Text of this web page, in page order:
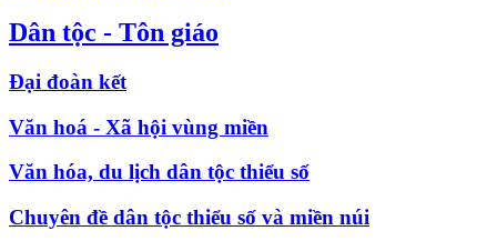
Dân tộc - Tôn giáo
Đại đoàn kết
Văn hoá - Xã hội vùng miền
Văn hóa, du lịch dân tộc thiểu số
Chuyên đề dân tộc thiểu số và miền núi